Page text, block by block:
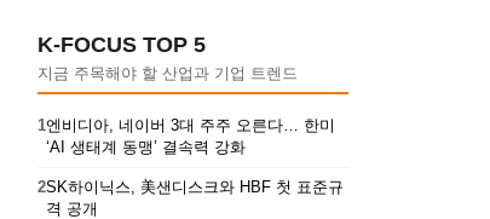
K-FOCUS TOP 5
지금 주목해야 할 산업과 기업 트렌드
1엔비디아, 네이버 3대 주주 오른다… 한미
‘AI 생태계 동맹’ 결속력 강화
2SK하이닉스, 美샌디스크와 HBF 첫 표준규
격 공개